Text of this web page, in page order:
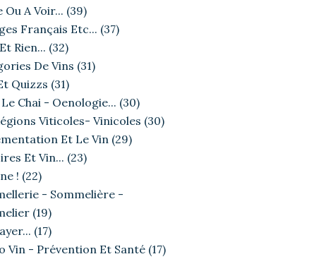
Ou A Voir... (39)
Français Etc... (37)
Rien... (32)
De Vins (31)
Quizzs (31)
Chai - Oenologie... (30)
Viticoles- Vinicoles (30)
Et Le Vin (29)
Et Vin... (23)
! (22)
- Sommelière -
(19)
(17)
Vin - Prévention Et Santé (17)